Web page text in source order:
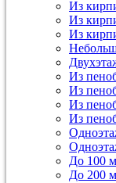
Из
Из
Из
Из
Из
Из
Из
До 100
До 200